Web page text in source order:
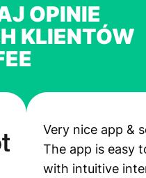
OPINIE
KLIENTÓW
Very nice app &
The app is easy
with intuitive